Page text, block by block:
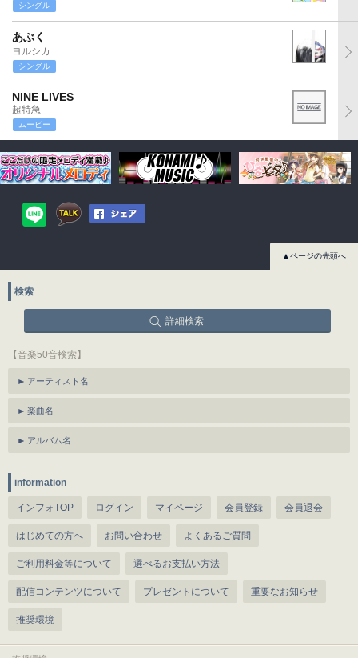
シングル
あぶく
ヨルシカ
シングル
NINE LIVES
超特急
ムービー
▲ページの先頭へ
検索
詳細検索
【音楽50音検索】
アーティスト名
楽曲名
アルバム名
information
インフォTOP ログイン マイページ 会員登録 会員退会
はじめての方へ お問い合わせ よくあるご質問
ご利用料金等について 選べるお支払い方法
配信コンテンツについて プレゼントについて 重要なお知らせ
推奨環境